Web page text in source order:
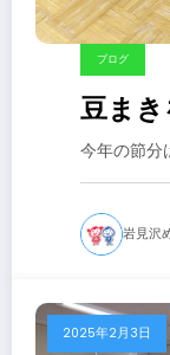
ブログ
豆ま
今年の節分
岩見沢
2025年2月3日